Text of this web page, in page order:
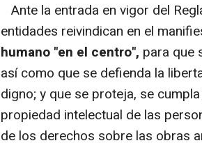
Ante la entrada en vigor del
entidades reivindican en el
humano "en el centro", para que
así como que se defienda la
digno; y que se proteja, se
propiedad intelectual de las
de los derechos sobre las obras